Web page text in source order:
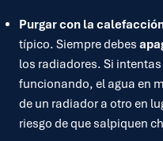
Purgar con la
típico. Siempre debes
los radiadores. Si
funcionando, el agua en
de un radiador a otro en
riesgo de que salpiquen